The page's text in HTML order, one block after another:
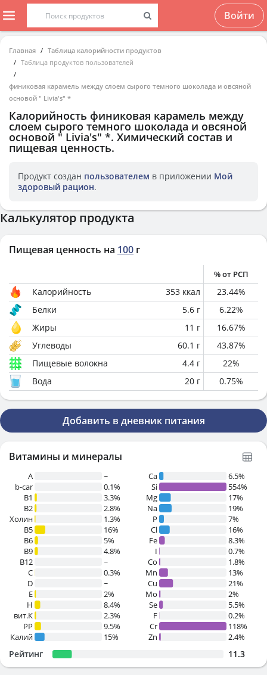
Войти
Главная
Таблица калорийности продуктов
Таблица продуктов пользователей
финиковая карамель между слоем сырого темного шоколада и овсяной
основой " Livia's" *
Калорийность финиковая карамель между
слоем сырого темного шоколада и овсяной
основой " Livia's" *. Химический состав и
пищевая ценность.
Продукт создан пользователем в приложении Мой
здоровый рацион.
Калькулятор продукта
Пищевая ценность на 100 г
% от РСП
Калорийность 353 ккал 23.44%
Белки
5.6 г 6.22%
Жиры
11 г 16.67%
Углеводы
60.1 г 43.87%
Пищевые волокна
4.4 г 22%
Вода
20 г 0.75%
Добавить в дневник питания
Витамины и минералы
A
~
b-car
0.1%
В1
3.3%
B2
2.8%
Холин
1.3%
B5
16%
B6
5%
B9
4.8%
B12
~
C
0.3%
D
~
E
2%
H
8.4%
вит.К
2.3%
PP
9.5%
Калий
15%
Ca
6.5%
Si
554%
Mg
17%
Na
19%
P
7%
Cl
16%
Fe
8.3%
I
0.7%
Co
1.8%
Mn
13%
Cu
21%
Mo
2%
Se
5.5%
F
0.2%
Cr
118%
Zn
2.4%
Рейтинг 11.3